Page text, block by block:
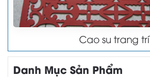
Cao su trang trí
Danh Mục Sản Phẩm